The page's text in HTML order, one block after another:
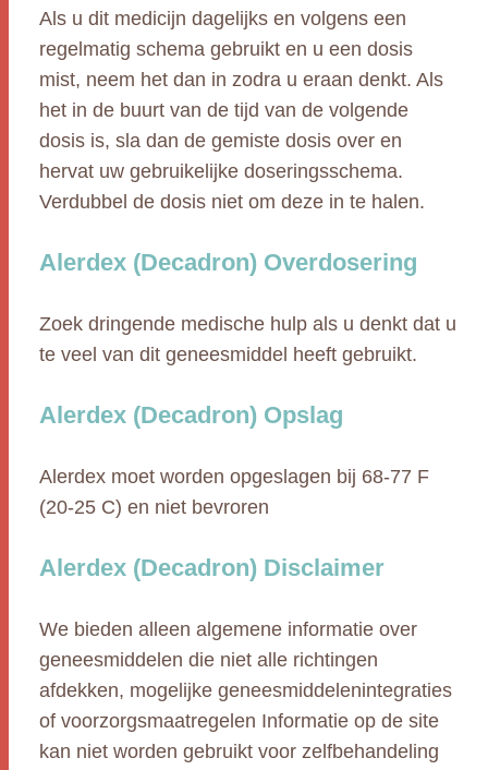
Als u dit medicijn dagelijks en volgens een
regelmatig schema gebruikt en u een dosis
mist, neem het dan in zodra u eraan denkt. Als
het in de buurt van de tijd van de volgende
dosis is, sla dan de gemiste dosis over en
hervat uw gebruikelijke doseringsschema.
Verdubbel de dosis niet om deze in te halen.
Alerdex (Decadron) Overdosering
Zoek dringende medische hulp als u denkt dat u
te veel van dit geneesmiddel heeft gebruikt.
Alerdex (Decadron) Opslag
Alerdex moet worden opgeslagen bij 68-77 F
(20-25 C) en niet bevroren
Alerdex (Decadron) Disclaimer
We bieden alleen algemene informatie over
geneesmiddelen die niet alle richtingen
afdekken, mogelijke geneesmiddelenintegraties
of voorzorgsmaatregelen Informatie op de site
kan niet worden gebruikt voor zelfbehandeling